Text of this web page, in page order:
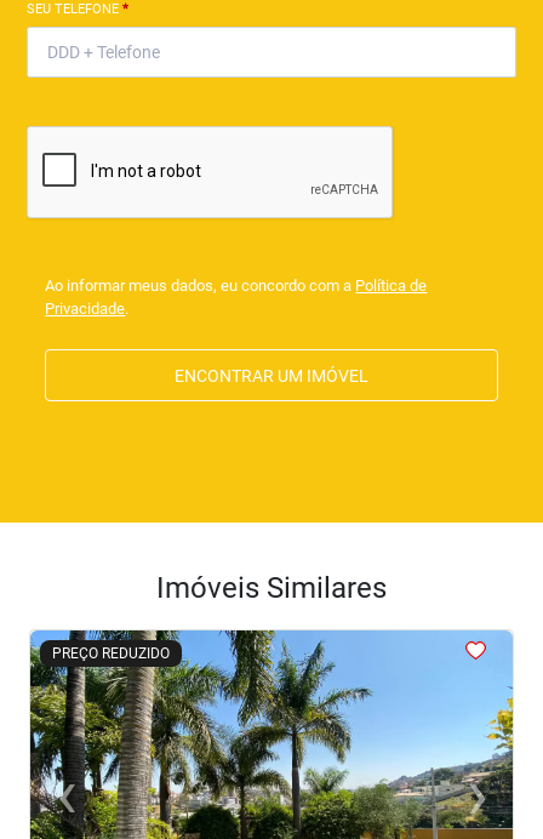
SEU TELEFONE*
Ao informar meus dados, eu concordo com a Política de
Privacidade.
ENCONTRAR UM IMÓVEL
Imóveis Similares
PREÇO REDUZIDO
<<<<
‹Previous ›Next